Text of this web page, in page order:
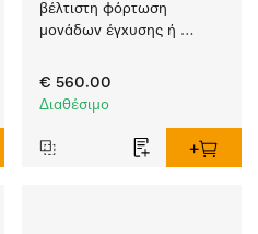
βέλτιστη φόρτωση
μονάδων έγχυσης ή
€ 560.00
Διαθέσιμο